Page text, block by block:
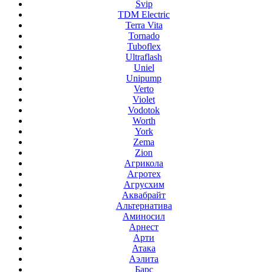
Svip
TDM Electric
Terra Vita
Tornado
Tuboflex
Ultraflash
Uniel
Unipump
Verto
Violet
Vodotok
Worth
York
Zema
Zion
Агрикола
Агротех
Агрусхим
Аквабрайт
Альтернатива
Аминосил
Арнест
Арти
Атака
Аэлита
Барс